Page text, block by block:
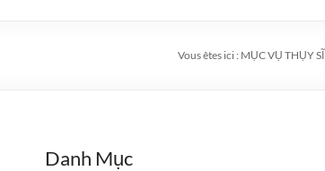
Vous êtes ici : MỤC VỤ THỤY SĨ
Danh Mục